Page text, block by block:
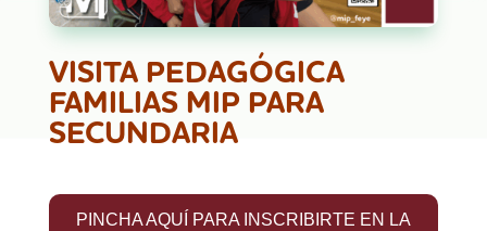
VISITA PEDAGÓGICA
FAMILIAS MIP PARA
SECUNDARIA
PINCHA AQUÍ PARA INSCRIBIRTE EN LA